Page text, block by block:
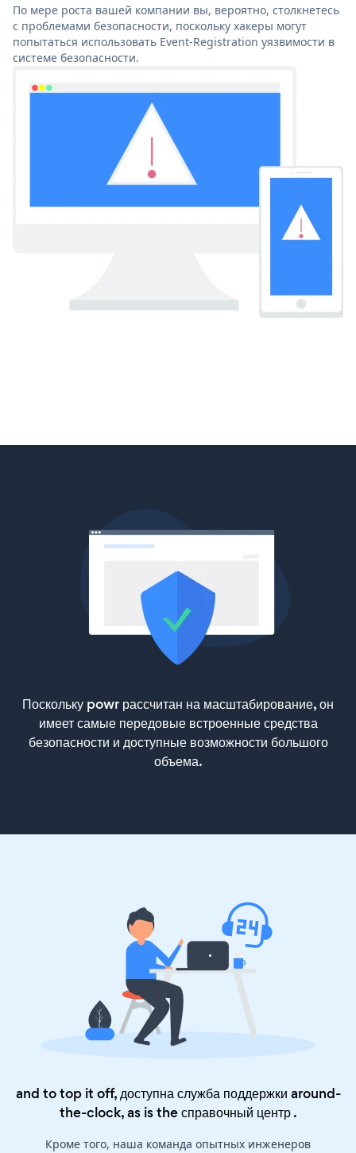
По мере роста вашей компании вы, вероятно, столкнетесь
с проблемами безопасности, поскольку хакеры могут
попытаться использовать Event-Registration уязвимости в
системе безопасности.
Поскольку powr рассчитан на масштабирование, он
имеет самые передовые встроенные средства
безопасности и доступные возможности большого
объема.
and to top it off, доступна служба поддержки around-
the-clock, as is theсправочный центр.
Кроме того, наша команда опытных инженеров